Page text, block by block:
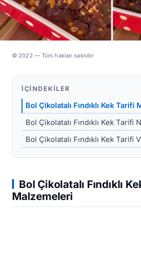
© 2022 — Tüm hakları saklıdır
İÇINDEKILER
Bol Çikolatalı Fındıklı Kek Tarifi
Bol Çikolatalı Fındıklı Kek Tarifi
Bol Çikolatalı Fındıklı Kek Tarifi
Bol Çikolatalı Fındıklı
Malzemeleri